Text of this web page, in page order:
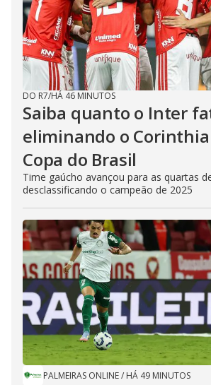
DO R7/HÁ 46 MINUTOS
Saiba quanto o Inter
eliminando o
Copa do Brasil
Time gaúcho avançou para as quartas
desclassificando o campeão de 2025
PALMEIRAS ONLINE/ HÁ 49 MINUTOS